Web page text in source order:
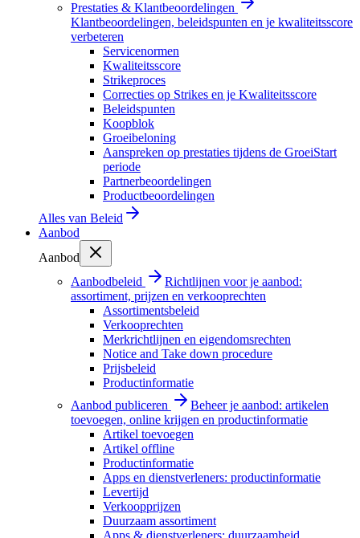
Prestaties & Klantbeoordelingen
Klantbeoordelingen, beleidspunten en je kwaliteitsscore
verbeteren
Servicenormen
Kwaliteitsscore
Strikeproces
Correcties op Strikes en je Kwaliteitsscore
Beleidspunten
Koopblok
Groeibeloning
Aanspreken op prestaties tijdens de GroeiStart
periode
Partnerbeoordelingen
Productbeoordelingen
Alles van Beleid
Aanbod
Aanbod
Aanbodbeleid
Richtlijnen voor je aanbod:
assortiment, prijzen en verkooprechten
Assortimentsbeleid
Verkooprechten
Merkrichtlijnen en eigendomsrechten
Notice and Take down procedure
Prijsbeleid
Productinformatie
Aanbod publiceren
Beheer je aanbod: artikelen
toevoegen, online krijgen en productinformatie
Artikel toevoegen
Artikel offline
Productinformatie
Apps en dienstverleners: productinformatie
Levertijd
Verkoopprijzen
Duurzaam assortiment
Apps & dienstverleners: duurzaamheid